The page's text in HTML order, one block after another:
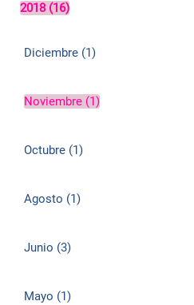
2018 (16)
Diciembre (1)
Noviembre (1)
Octubre (1)
Agosto (1)
Junio (3)
Mayo (1)